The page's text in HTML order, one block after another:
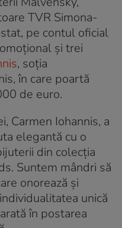
TVR Simona-
pe contul oficial
și trei
, soția
în care poartă
de euro.
Carmen Iohannis, a
elegantă cu o
din colecția
Suntem mândri să
onorează și
unică
în postarea